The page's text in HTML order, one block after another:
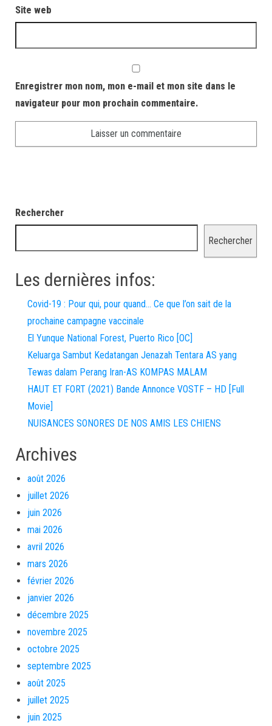
Site web
Enregistrer mon nom, mon e-mail et mon site dans le
navigateur pour mon prochain commentaire.
Rechercher
Rechercher
Les dernières infos:
Covid-19 : Pour qui, pour quand… Ce que l’on sait de la
prochaine campagne vaccinale
El Yunque National Forest, Puerto Rico [OC]
Keluarga Sambut Kedatangan Jenazah Tentara AS yang
Tewas dalam Perang Iran-AS KOMPAS MALAM
HAUT ET FORT (2021) Bande Annonce VOSTF – HD [Full
Movie]
NUISANCES SONORES DE NOS AMIS LES CHIENS
Archives
août 2026
juillet 2026
juin 2026
mai 2026
avril 2026
mars 2026
février 2026
janvier 2026
décembre 2025
novembre 2025
octobre 2025
septembre 2025
août 2025
juillet 2025
juin 2025